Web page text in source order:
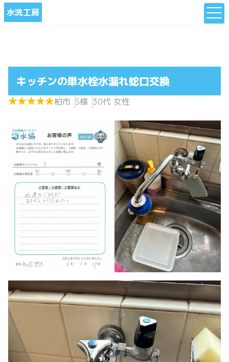
水洗工房
キッチンの単水栓水漏れ蛇口交換
★★★★★
★★★★★柏市 S様 30代 女性